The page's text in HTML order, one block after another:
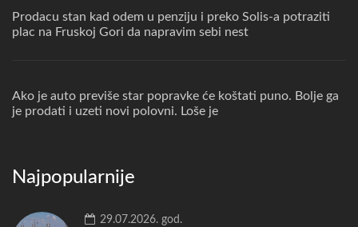
Prodacu stan kad odem u penziju i preko Solis-a potraziti
plac na Fruskoj Gori da napravim sebi nest
Ako je auto previše star popravke će koštati puno. Bolje ga
je prodati i uzeti novi polovni. Loše je
Najpopularnije
29.07.2026. god.